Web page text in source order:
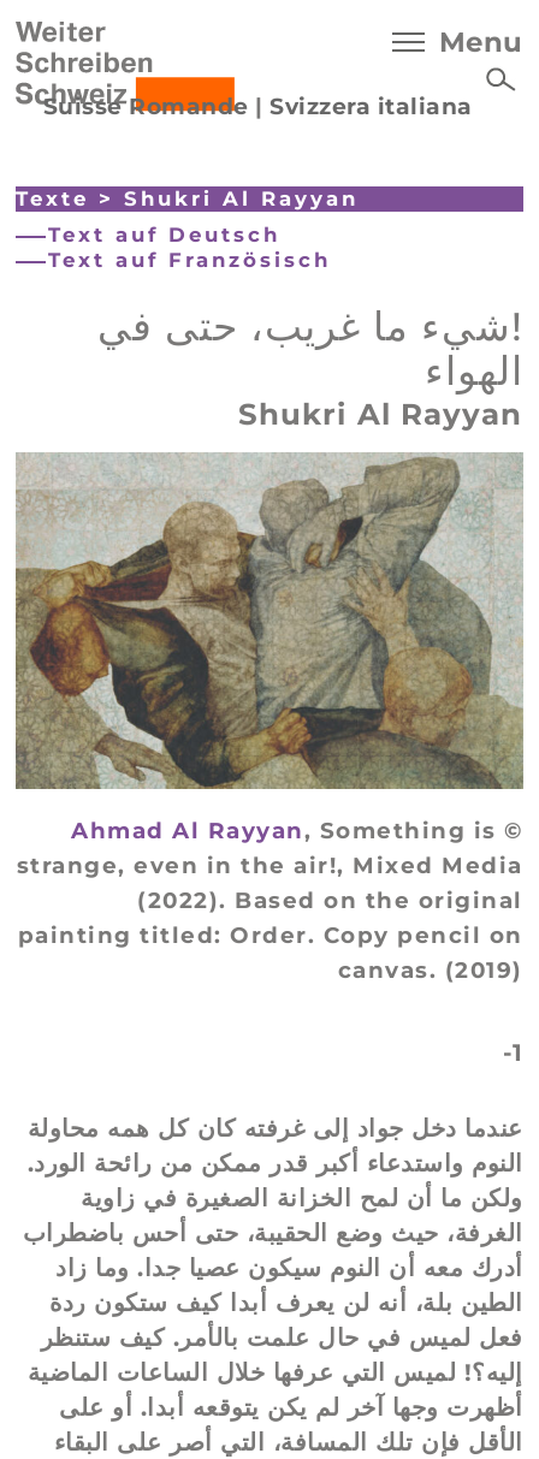
Suisse Romande |Svizzera italiana
Menu
Texte >Shukri Al Rayyan
Text auf Deutsch
Text auf Französisch
!شيء ما غريب، حتى في
الهواء
Shukri Al Rayyan
©
Ahmad Al Rayyan
, Something is
strange, even in the air!, Mixed Media
(2022). Based on the original
painting titled: Order. Copy pencil on
canvas. (2019)
1-
عندما دخل جواد إلى غرفته كان كل همه محاولة
النوم واستدعاء أكبر قدر ممكن من رائحة الورد.
ولكن ما أن لمح الخزانة الصغيرة في زاوية
الغرفة، حيث وضع الحقيبة، حتى أحس باضطراب
أدرك معه أن النوم سيكون عصيا جدا. وما زاد
الطين بلة، أنه لن يعرف أبدا كيف ستكون ردة
فعل لميس في حال علمت بالأمر. كيف ستنظر
إليه؟! لميس التي عرفها خلال الساعات الماضية
أظهرت وجها آخر لم يكن يتوقعه أبدا. أو على
الأقل فإن تلك المسافة، التي أصر على البقاء